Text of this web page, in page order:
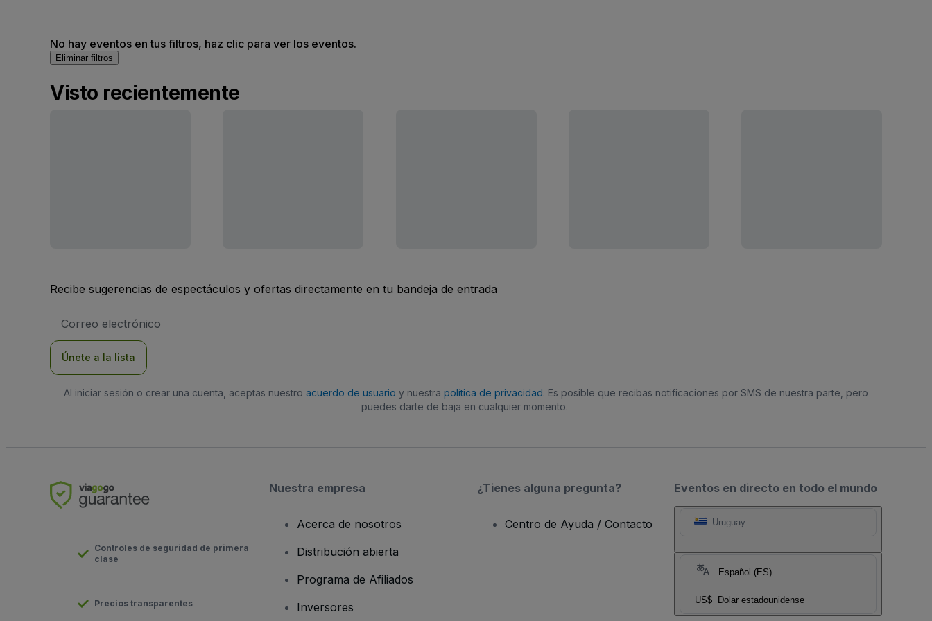
No hay eventos en tus filtros, haz clic para ver los eventos.
Eliminar filtros
Visto recientemente
Recibe sugerencias de espectáculos y ofertas directamente en tu bandeja de entrada
de
Únete a la lista
Al iniciar sesión o crear una cuenta, aceptas nuestro acuerdo de usuario y nuestra política de privacidad. Es posible que recibas notificaciones por SMS de nuestra parte, pero
puedes darte de baja en cualquier momento.
Eventos en directo en todo el mundo
Uruguay
Español (ES)
US$ Dolar estadounidense
Controles de seguridad de primera
clase
Precios transparentes
Nuestra empresa
Acerca de nosotros
Distribución abierta
Programa de Afiliados
Inversores
¿Tienes alguna pregunta?
Centro de Ayuda / Contacto